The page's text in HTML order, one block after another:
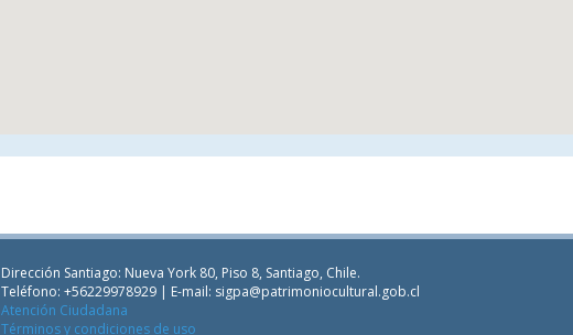
Dirección Santiago: Nueva York 80, Piso 8, Santiago, Chile.
Teléfono: +56229978929 | E-mail: sigpa@patrimoniocultural.gob.cl
Atención Ciudadana
Términos y condiciones de uso